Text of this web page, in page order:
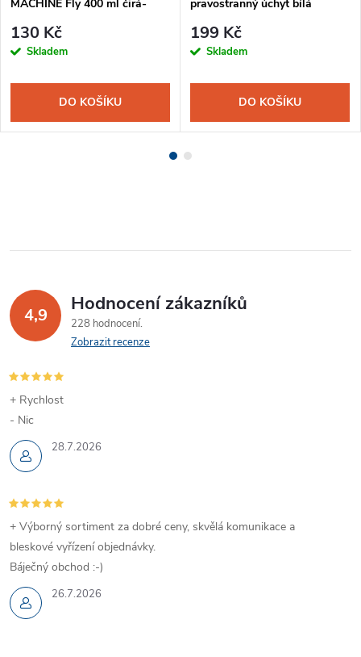
MACHINE Fly 400 ml čirá-
130 Kč
Skladem
DO KOŠÍKU
pravostranný úchyt bílá
199 Kč
Skladem
DO KOŠÍKU
4,9 Hodnocení zákazníků
228 hodnocení
Zobrazit recenze
28.7.2026
+ Rychlost
- Nic
26.7.2026
+ Výborný sortiment za dobré ceny, skvělá komunikace a
bleskové vyřízení objednávky.
Báječný obchod :-)